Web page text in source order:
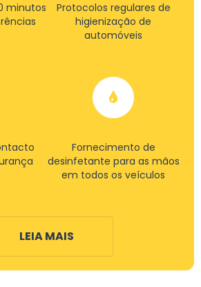
minutos
Protocolos regulares de
higienização de
automóveis
Fornecimento de
desinfetante para as mãos
em todos os veículos
LEIA MAIS